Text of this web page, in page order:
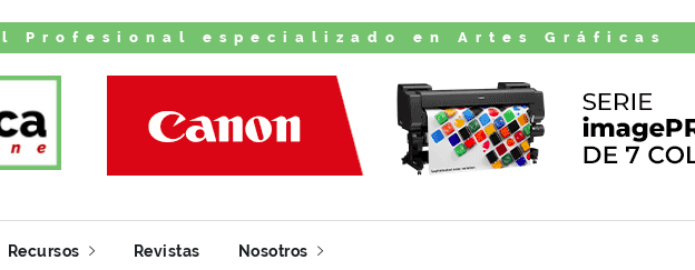
Profesional especializado en Artes Gráficas
Recursos Revistas Nosotros